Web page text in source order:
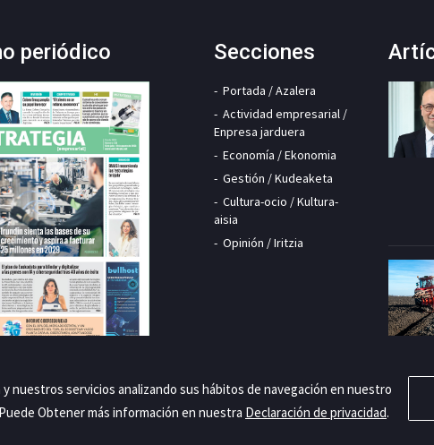
periódico Secciones
Portada / Azalera
Actividad empresarial /
Enpresa jarduera
Economía / Ekonomia
Gestión / Kudeaketa
Cultura-ocio / Kultura-
aisia
Opinión / Iritzia
nuestros servicios analizando sus hábitos de navegación en nuestro
Obtener más información en nuestra Declaración de privacidad.